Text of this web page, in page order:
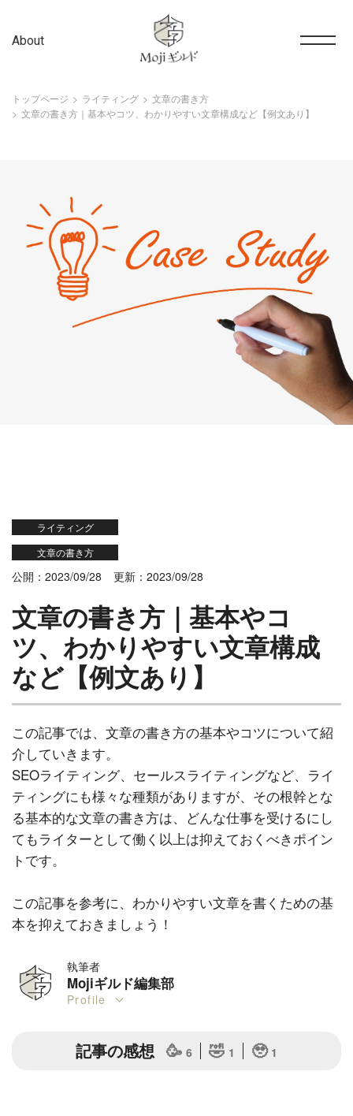
About
トップページ ライティング
文章の書き方
文章の書き方｜基本やコツ、わかりやすい文章構成など【例文あり】
ライティング
文章の書き方
公開：2023/09/28 更新：2023/09/28
文章の書き方｜基本やコ
ツ、わかりやすい文章構成
など【例文あり】
この記事では、文章の書き方の基本やコツについて紹
介していきます。
SEOライティング、セールスライティングなど、ライ
ティングにも様々な種類がありますが、その根幹とな
る基本的な文章の書き方は、どんな仕事を受けるにし
てもライターとして働く以上は抑えておくべきポイン
トです。
この記事を参考に、わかりやすい文章を書くための基
本を抑えておきましょう！
執筆者
Mojiギルド編集部
Profile
記事の感想 🥳 6 🤣 1 🥹 1